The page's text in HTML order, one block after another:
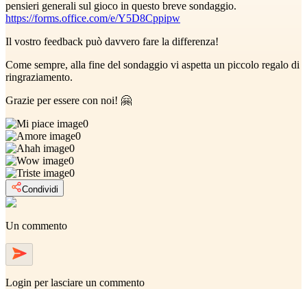
pensieri generali sul gioco in questo breve sondaggio.
https://forms.office.com/e/Y5D8Cppipw
Il vostro feedback può davvero fare la differenza!
Come sempre, alla fine del sondaggio vi aspetta un piccolo regalo di
ringraziamento.
Grazie per essere con noi! 🤗
0
0
0
0
0
Condividi
Un commento
Login per lasciare un commento